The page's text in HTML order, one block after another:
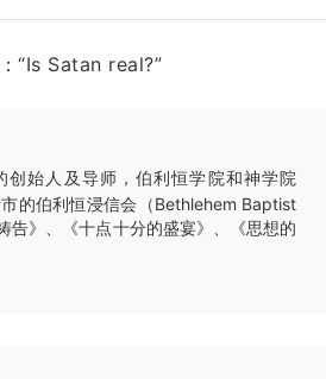
“Is Satan real?”
创始人及导师，伯利恒学院和神学院
的伯利恒浸信会（Bethlehem Baptist
告》、《十点十分的盛宴》、《思想的